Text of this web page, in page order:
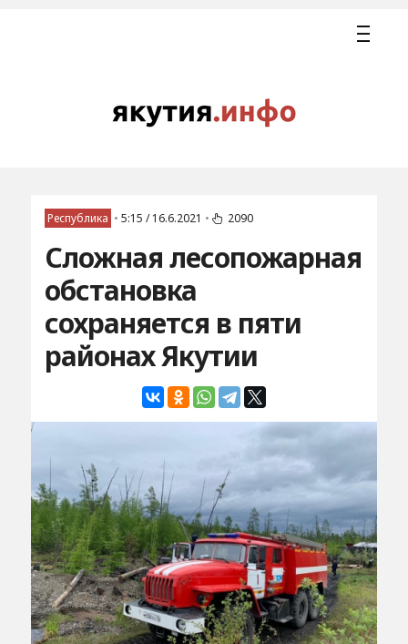
Республика • 5:15 / 16.6.2021 • 2090
Сложная лесопожарная
обстановка
сохраняется в пяти
районах Якутии